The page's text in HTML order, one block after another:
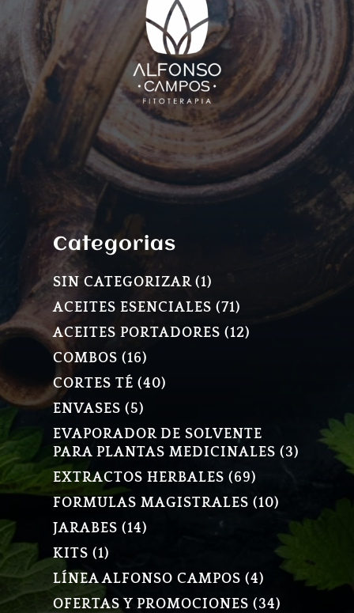
Categorias
SIN CATEGORIZAR 11
PRODUCTO
ACEITES ESENCIALES 7171
PRODUCTOS
ACEITES PORTADORES 1212
COMBOS 1616
PRODUCTOS
CORTES TÉ 4040
ENVASES 55
PRODUCTOS
EVAPORADOR DE SOLVENTE
PARA PLANTAS MEDICINALES
33
EXTRACTOS HERBALES 6969
PRODUCTOS
FORMULAS MAGISTRALES 1010
JARABES 1414
KITS 11
PRODUCTO
LÍNEA ALFONSO CAMPOS 44
PRODUCTOS
OFERTAS Y PROMOCIONES 3434